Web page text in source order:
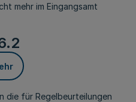
mehr im Eingangsamt
die für Regelbeurteilungen